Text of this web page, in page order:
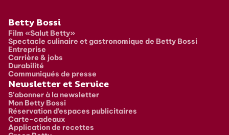
Pied de page
Betty Bossi
Film «Salut Betty»
Spectacle culinaire et gastronomique de Betty Bossi
Entreprise
Carrière & jobs
Durabilité
Communiqués de presse
Newsletter et Service
S'abonner à la newsletter
Mon Betty Bossi
Réservation d’espaces publicitaires
Carte-cadeaux
Application de recettes